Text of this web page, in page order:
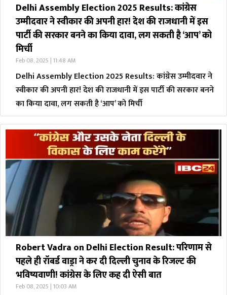
Delhi Assembly Election 2025 Results: कांग्रेस
उम्मीदवार ने स्वीकार की अपनी हार! देश की राजधानी में इस
पार्टी की सरकार बनने का किया दावा, लग सकती है ‘आप’ को
मिर्ची
Feb 08, 2025 | 11:48 AM
Delhi Assembly Election 2025 Results: कांग्रेस उम्मीदवार ने
स्वीकार की अपनी हार! देश की राजधानी में इस पार्टी की सरकार बनने
का किया दावा, लग सकती है ‘आप’ को मिर्ची
Robert Vadra on Delhi Election Result: परिणाम से
पहले ही रॉबर्ड वाड्रा ने कर दी दिल्ली चुनाव के रिजल्ट की
भविष्यवाणी! कांग्रेस के लिए कह दी ऐसी बात
Feb 08, 2025 | 10:03 AM